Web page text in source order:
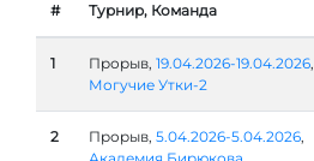
# Турнир, Команда
1 Прорыв, 19.04.2026-19.04.2026,
Могучие Утки-2
2 Прорыв, 5.04.2026-5.04.2026,